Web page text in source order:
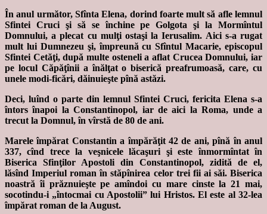
În anul următor, Sfînta Elena, dorind foarte mult să afle lemnul
Sfintei Cruci şi să se închine pe Golgota şi la Mormîntul
Domnului, a plecat cu mulţi ostaşi la Ierusalim. Aici s-a rugat
mult lui Dumnezeu şi, împreună cu Sfîntul Macarie, episcopul
Sfintei Cetăţi, după multe osteneli a aflat Crucea Domnului, iar
pe locul Căpăţînii a înălţat o biserică preafrumoasă, care, cu
unele modi-ficări, dăinuieşte pînă astăzi.
Deci, luînd o parte din lemnul Sfintei Cruci, fericita Elena s-a
întors înapoi la Constantinopol, iar de aici la Roma, unde a
trecut la Domnul, în vîrstă de 80 de ani.
Marele împărat Constantin a împărăţit 42 de ani, pînă în anul
337, cînd trece la veşnicele lăcaşuri şi este înmormîntat în
Biserica Sfinţilor Apostoli din Constantinopol, zidită de el,
lăsînd Imperiul roman în stăpînirea celor trei fii ai săi. Biserica
noastră îi prăznuieşte pe amîndoi cu mare cinste la 21 mai,
socotindu-i „întocmai cu Apostolii” lui Hristos. El este al 32-lea
împărat roman de la August.